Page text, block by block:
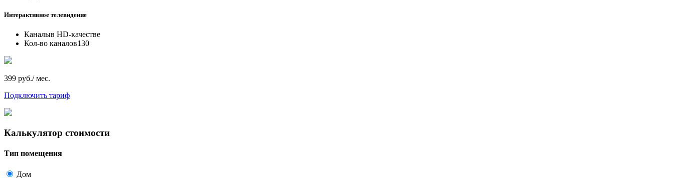
Интерактивное телевидение
Каналыв HD-качестве
Кол-во каналов130
399 руб./ мес.
Подключить тариф
Калькулятор стоимости
Тип помещения
Дом